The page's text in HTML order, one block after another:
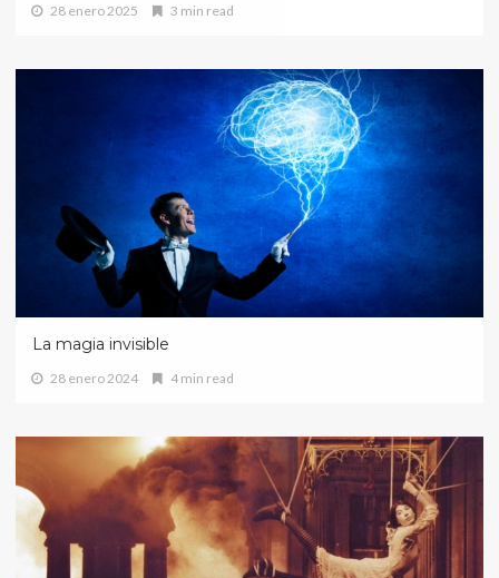
28 enero 2025 3 min read
La magia invisible
28 enero 2024 4 min read